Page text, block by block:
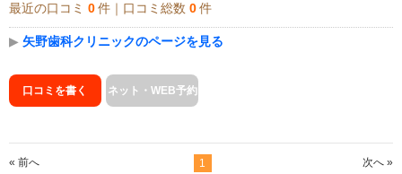
最近の口コミ 0 件｜口コミ総数 0 件
▶ 矢野歯科クリニックのページを見る
口コミを書く ネット・WEB予約
« 前へ 1 次へ »